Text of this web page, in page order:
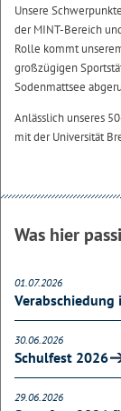
Unsere
der MINT-Bereich
Rolle kommt
großzügigen
Sodenmattsee
Anlässlich unseres
mit der Universität
Was hier
01.07.2026
Verabschiedung
30.06.2026
Schulfest 2026
29.06.2026